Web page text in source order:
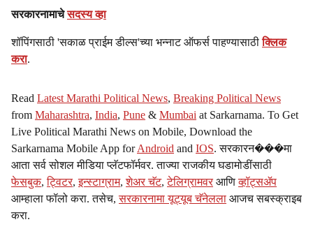
सरकारनामाचेसदस्य व्हा
शॉपिंगसाठी 'सकाळ प्राईम डील्स'च्या भन्नाट ऑफर्स पाहण्यासाठीक्लिक
करा.
Read Latest Marathi Political News, Breaking Political News
from Maharashtra, India, Pune & Mumbai at Sarkarnama. To Get
Live Political Marathi News on Mobile, Download the
Sarkarnama Mobile App forAndroid and IOS. सरकारन���मा
आता सर्व सोशल मीडिया प्लॅटफॉर्मवर. ताज्या राजकीय घडामोडींसाठी
फेसबुक,ट्विटर,इन्स्टाग्राम,शेअर चॅट,टेलिग्रामवर आणिव्हॉट्सॲप
आम्हाला फॉलो करा. तसेच,सरकारनामा यूट्यूब चॅनेलला आजच सबस्क्राइब
करा.